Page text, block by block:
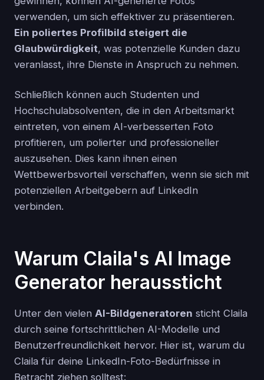
verwenden, um sich effektiver zu präsentieren.
Ein poliertes Profilbild steigert die
Glaubwürdigkeit, was potenzielle Kunden dazu
veranlasst, ihre Dienste in Anspruch zu nehmen.
Schließlich können auch Studenten und
Hochschulabsolventen, die in den Arbeitsmarkt
eintreten, von einem AI-verbesserten Foto
profitieren, um polierter und professioneller
auszusehen. Dies kann ihnen einen
Wettbewerbsvorteil verschaffen, wenn sie sich mit
potenziellen Arbeitgebern auf LinkedIn
verbinden.
Warum Claila's AI Image
Generator heraussticht
Unter den vielen AI-Bildgeneratoren sticht Claila
durch seine fortschrittlichen AI-Modelle und
Benutzerfreundlichkeit hervor. Hier ist, warum du
Claila für deine LinkedIn-Foto-Bedürfnisse in
Betracht ziehen solltest: